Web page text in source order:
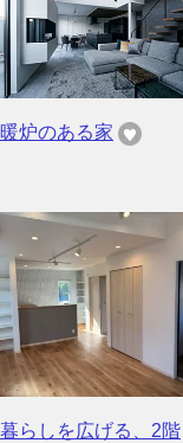
暖炉のある家
暮らしを広げる、2階